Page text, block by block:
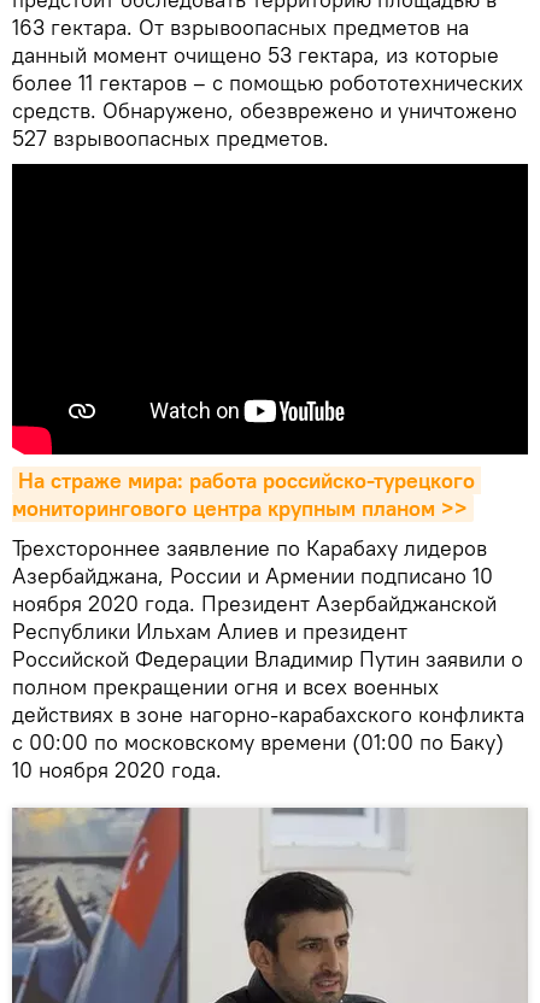
163 гектара. От взрывоопасных предметов на
данный момент очищено 53 гектара, из которые
более 11 гектаров – с помощью робототехнических
средств. Обнаружено, обезврежено и уничтожено
527 взрывоопасных предметов.
На страже мира: работа российско-турецкого
мониторингового центра крупным планом >>
Трехстороннее заявление по Карабаху лидеров
Азербайджана, России и Армении подписано 10
ноября 2020 года. Президент Азербайджанской
Республики Ильхам Алиев и президент
Российской Федерации Владимир Путин заявили о
полном прекращении огня и всех военных
действиях в зоне нагорно-карабахского конфликта
с 00:00 по московскому времени (01:00 по Баку)
10 ноября 2020 года.